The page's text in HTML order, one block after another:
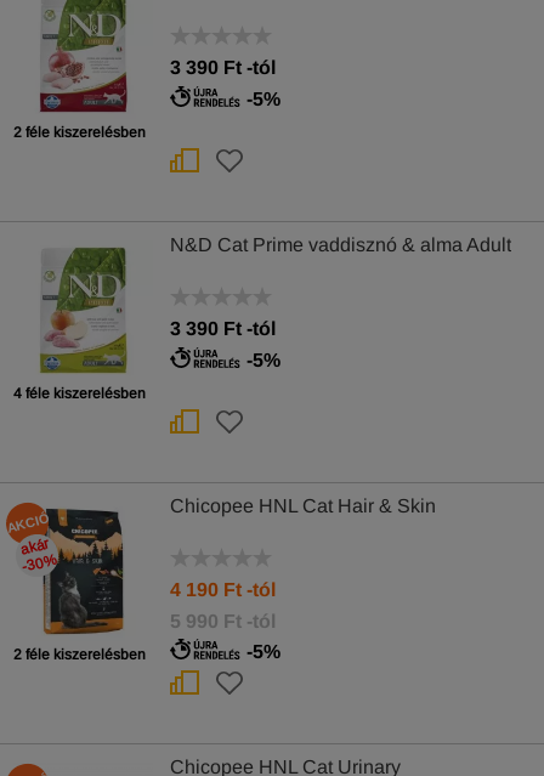
2 féle kiszerelésben
3 390 Ft -tól
-5%
4 féle kiszerelésben
N&D Cat Prime vaddisznó & alma Adult
3 390 Ft -tól
-5%
AKCIÓ
akár
-30
%
2 féle kiszerelésben
Chicopee HNL Cat Hair & Skin
4 190 Ft -tól
5 990 Ft -tól
-5%
Chicopee HNL Cat Urinary